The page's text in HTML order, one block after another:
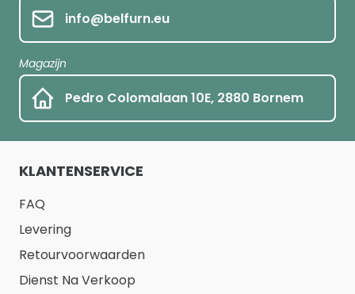
info@belfurn.eu
Magazijn
Pedro Colomalaan 10E, 2880 Bornem
KLANTENSERVICE
FAQ
Levering
Retourvoorwaarden
Dienst Na Verkoop